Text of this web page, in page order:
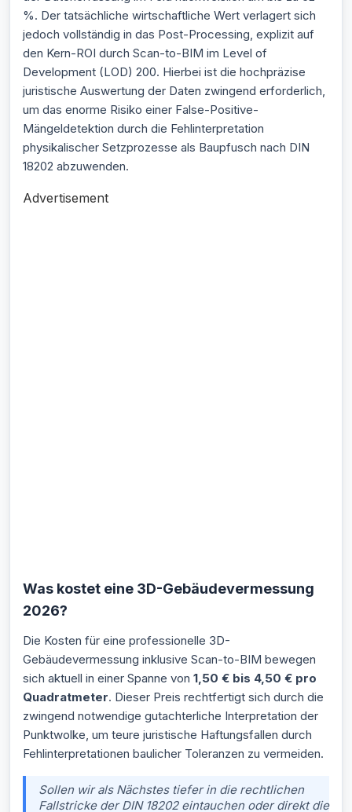
%. Der tatsächliche wirtschaftliche Wert verlagert sich
jedoch vollständig in das Post-Processing, explizit auf
den Kern-ROI durch Scan-to-BIM im Level of
Development (LOD) 200. Hierbei ist die hochpräzise
juristische Auswertung der Daten zwingend erforderlich,
um das enorme Risiko einer False-Positive-
Mängeldetektion durch die Fehlinterpretation
physikalischer Setzprozesse als Baupfusch nach DIN
18202 abzuwenden.
Advertisement
Was kostet eine 3D-Gebäudevermessung
2026?
Die Kosten für eine professionelle 3D-
Gebäudevermessung inklusive Scan-to-BIM bewegen
sich aktuell in einer Spanne von 1,50 € bis 4,50 € pro
Quadratmeter. Dieser Preis rechtfertigt sich durch die
zwingend notwendige gutachterliche Interpretation der
Punktwolke, um teure juristische Haftungsfallen durch
Fehlinterpretationen baulicher Toleranzen zu vermeiden.
Sollen wir als Nächstes tiefer in die rechtlichen
Fallstricke der DIN 18202 eintauchen oder direkt die